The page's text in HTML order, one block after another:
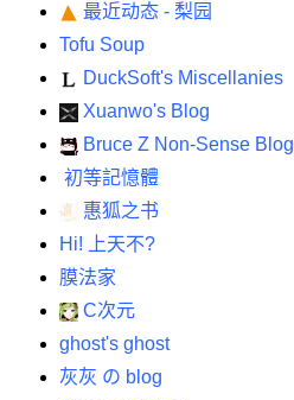
最近动态 - 梨园
Tofu Soup
DuckSoft's Miscellanies
Xuanwo's Blog
Bruce Z Non-Sense Blog
初等記憶體
惠狐之书
Hi! 上天不?
膜法家
C次元
ghost's ghost
灰灰 の blog